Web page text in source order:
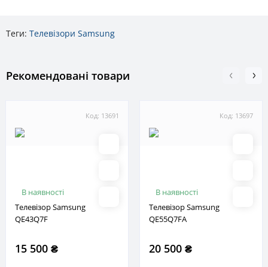
Теги: Телевізори Samsung
Рекомендовані товари
Код: 13691
В наявності
Телевізор Samsung
QE43Q7F
15 500 ₴
Код: 13697
В наявності
Телевізор Samsung
QE55Q7FA
20 500 ₴